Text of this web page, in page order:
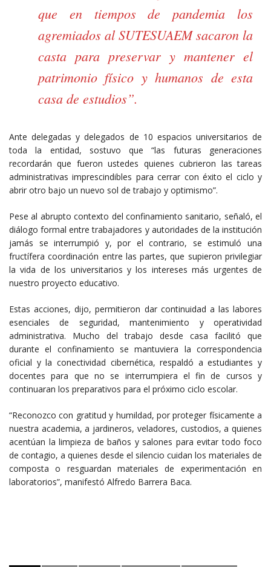
que en tiempos de pandemia los
agremiados al SUTESUAEM sacaron la
casta para preservar y mantener el
patrimonio físico y humanos de esta
casa de estudios”.
Ante delegadas y delegados de 10 espacios universitarios de
toda la entidad, sostuvo que “las futuras generaciones
recordarán que fueron ustedes quienes cubrieron las tareas
administrativas imprescindibles para cerrar con éxito el ciclo y
abrir otro bajo un nuevo sol de trabajo y optimismo”.
Pese al abrupto contexto del confinamiento sanitario, señaló, el
diálogo formal entre trabajadores y autoridades de la institución
jamás se interrumpió y, por el contrario, se estimuló una
fructífera coordinación entre las partes, que supieron privilegiar
la vida de los universitarios y los intereses más urgentes de
nuestro proyecto educativo.
Estas acciones, dijo, permitieron dar continuidad a las labores
esenciales de seguridad, mantenimiento y operatividad
administrativa. Mucho del trabajo desde casa facilitó que
durante el confinamiento se mantuviera la correspondencia
oficial y la conectividad cibernética, respaldó a estudiantes y
docentes para que no se interrumpiera el fin de cursos y
continuaran los preparativos para el próximo ciclo escolar.
“Reconozco con gratitud y humildad, por proteger físicamente a
nuestra academia, a jardineros, veladores, custodios, a quienes
acentúan la limpieza de baños y salones para evitar todo foco
de contagio, a quienes desde el silencio cuidan los materiales de
composta o resguardan materiales de experimentación en
laboratorios”, manifestó Alfredo Barrera Baca.